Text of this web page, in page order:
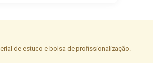
de estudo e bolsa de profissionalização.